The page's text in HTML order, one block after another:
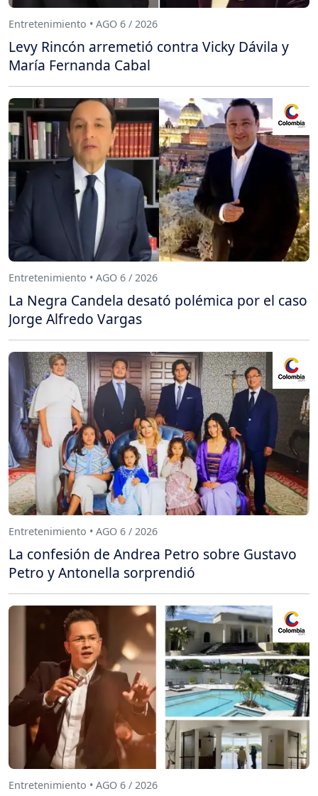
Entretenimiento • AGO 6 / 2026
Levy Rincón arremetió contra Vicky Dávila y
María Fernanda Cabal
Entretenimiento • AGO 6 / 2026
La Negra Candela desató polémica por el caso
Jorge Alfredo Vargas
Entretenimiento • AGO 6 / 2026
La confesión de Andrea Petro sobre Gustavo
Petro y Antonella sorprendió
Entretenimiento • AGO 6 / 2026